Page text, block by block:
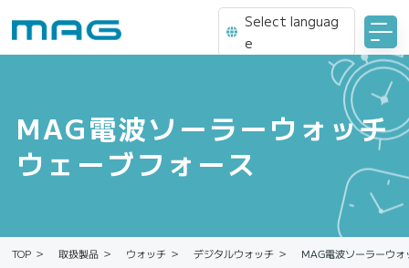
Select languag
e
MAG電波ソーラーウォッチ
ウェーブフォース
TOP 取扱製品 ウォッチ デジタルウォッチ MAG電波ソーラーウ